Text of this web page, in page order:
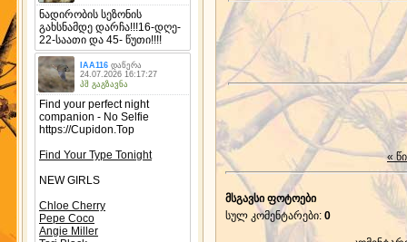
«
მსგავსი ფოტოები
სულ კომენტარები: 0